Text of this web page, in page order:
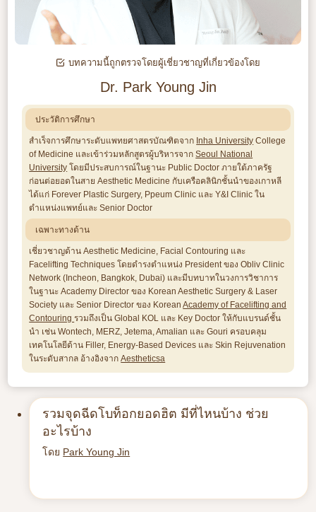
บทความนี้ถูกตรวจโดยผู้เชี่ยวชาญที่เกี่ยวข้องโดย
Dr. Park Young Jin
ประวัติการศึกษา
สำเร็จการศึกษาระดับแพทยศาสตรบัณฑิตจาก Inha University College
of Medicine และเข้าร่วมหลักสูตรผู้บริหารจากSeoul National
University โดยมีประสบการณ์ในฐานะ Public Doctor ภายใต้ภาครัฐ
ก่อนต่อยอดในสาย Aesthetic Medicine กับเครือคลินิกชั้นนำของเกาหลี
ได้แก่ Forever Plastic Surgery, Ppeum Clinic และ Y&I Clinic ใน
ตำแหน่งแพทย์และ Senior Doctor
เฉพาะทางด้าน
เชี่ยวชาญด้าน Aesthetic Medicine, Facial Contouring และ
Facelifting Techniques โดยดำรงตำแหน่ง President ของ Obliv Clinic
Network (Incheon, Bangkok, Dubai) และมีบทบาทในวงการวิชาการ
ในฐานะ Academy Director ของ Korean Aesthetic Surgery & Laser
Society และ Senior Director ของ KoreanAcademy of Facelifting and
Contouring รวมถึงเป็น Global KOL และ Key Doctor ให้กับแบรนด์ชั้น
นำ เช่น Wontech, MERZ, Jetema, Amalian และ Gouri ครอบคลุม
เทคโนโลยีด้าน Filler, Energy-Based Devices และ Skin Rejuvenation
ในระดับสากล อ้างอิงจากAestheticsa
รวมจุดฉีดโบท็อกยอดฮิต มีที่ไหนบ้าง ช่วย
อะไรบ้าง
โดย Park Young Jin